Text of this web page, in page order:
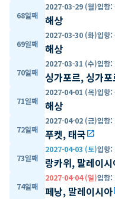
68일째
2027-03-29 (월)입항:
해상
69일째
2027-03-30 (화)입항:
해상
70일째
2027-03-31 (수)입항:
싱가포르, 싱가포
71일째
2027-04-01 (목)입항:
해상
72일째
2027-04-02 (금)입항:
푸켓, 태국open_in_new
73일째
2027-04-03 (토)입항:
랑카위, 말레이
74일째
2027-04-04 (일)입항:
페낭, 말레이시아